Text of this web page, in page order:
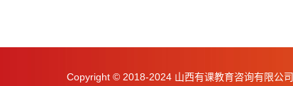
Copyright © 2018-2024 山西有课教育咨询有限公司